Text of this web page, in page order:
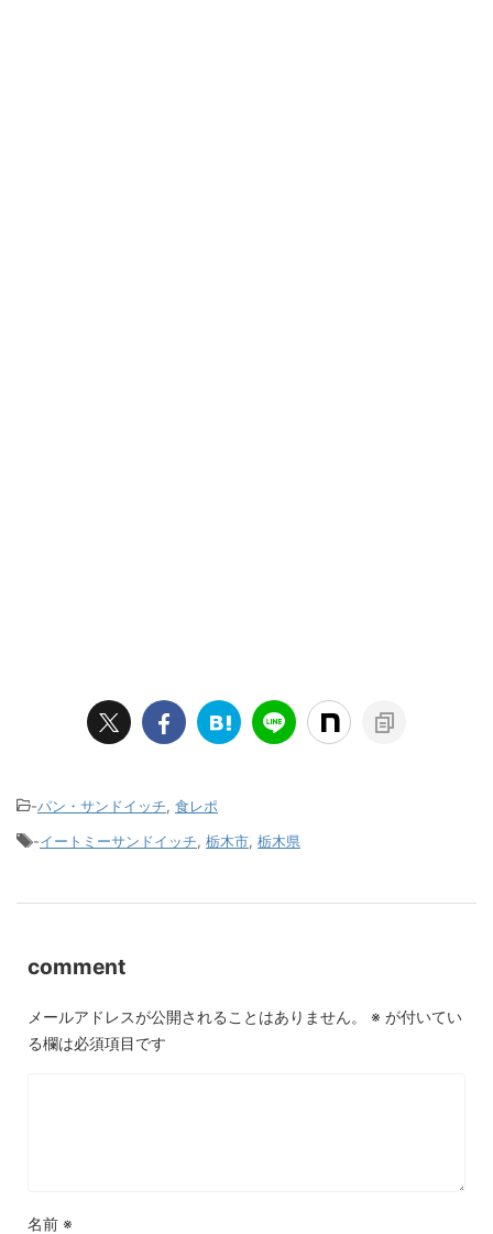
-パン・サンドイッチ, 食レポ
-イートミーサンドイッチ, 栃木市, 栃木県
comment
メールアドレスが公開されることはありません。 ※ が付いてい
る欄は必須項目です
名前 ※